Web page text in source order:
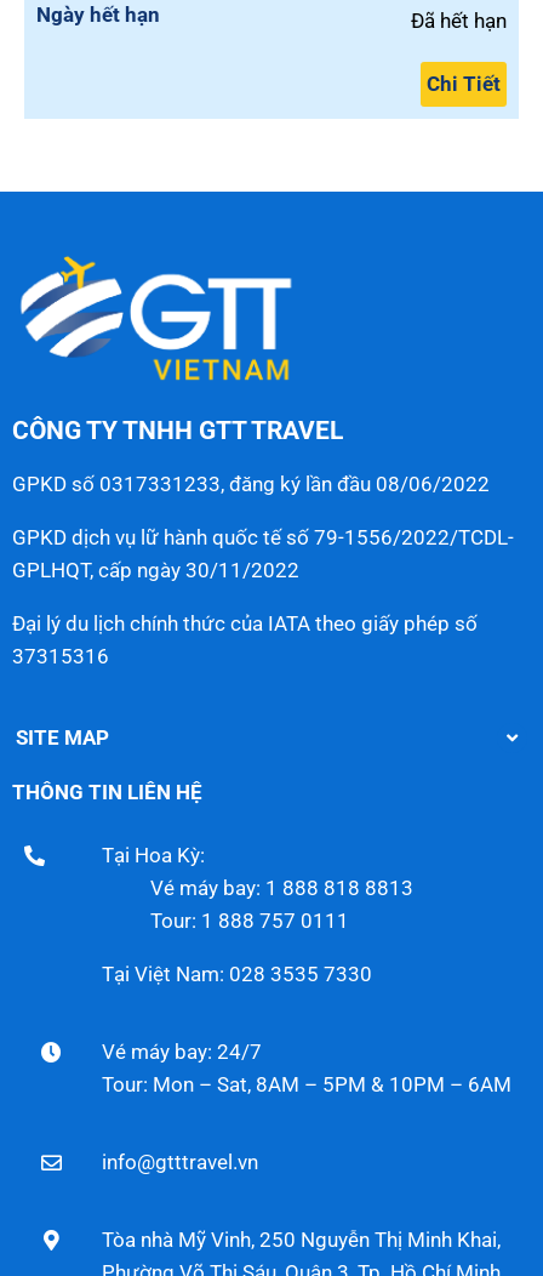
Ngày hết hạn Đã hết hạn
Chi Tiết
CÔNG TY TNHH GTT TRAVEL
GPKD số 0317331233, đăng ký lần đầu 08/06/2022
GPKD dịch vụ lữ hành quốc tế số 79-1556/2022/TCDL-
GPLHQT, cấp ngày 30/11/2022
Đại lý du lịch chính thức của IATA theo giấy phép số
37315316
SITE MAP
THÔNG TIN LIÊN HỆ
Tại Hoa Kỳ:
Vé máy bay: 1 888 818 8813
Tour: 1 888 757 0111
Tại Việt Nam: 028 3535 7330
Vé máy bay: 24/7
Tour: Mon – Sat, 8AM – 5PM & 10PM – 6AM
info@gtttravel.vn
Tòa nhà Mỹ Vinh, 250 Nguyễn Thị Minh Khai,